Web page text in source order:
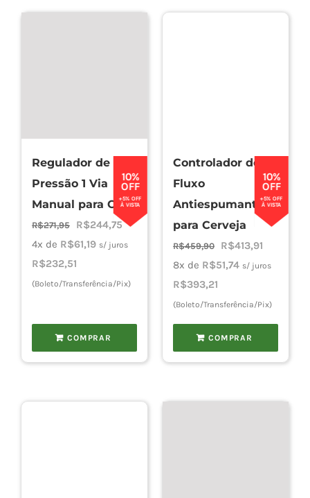
10%
OFF
+5% OFF
À VISTA
Regulador de
Pressão 1 Via
Manual para CO2
R$271,95
O
preço
original
era:
R$244,75O
preço
é:
4x de R$61,19 s/ juros
R$232,51
(Boleto/Transferência/Pix)
COMPRAR
10%
OFF
+5% OFF
À VISTA
Controlador de
Fluxo
Antiespumante
para Cerveja
R$459,90
O
preço
era:
R$459,90.
R$413,91
preço
é:
R$413,91.
8x de R$51,74 s/ juros
R$393,21
(Boleto/Transferência/Pix)
COMPRAR